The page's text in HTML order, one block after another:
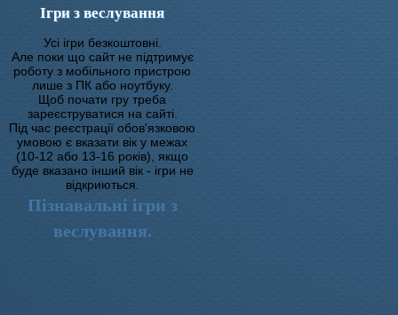
Ігри з веслування
Усі ігри безкоштовні.
Але поки що сайт не підтримує
роботу з мобільного пристрою
лише з ПК або ноутбуку.
Щоб почати гру треба
зареєструватися на сайті.
Під час реєстрації обов'язковою
умовою є вказати вік у межах
(10-12 або 13-16 років), якщо
буде вказано інший вік - ігри не
відкриються.
Пізнавальні ігри з
веслування.